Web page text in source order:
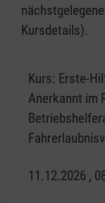
Kursdetails).
Kurs: Erste-
Anerkannt im
11.12.2026 ,